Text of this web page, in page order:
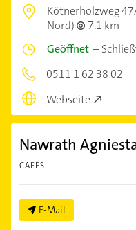
Kötnerholzweg
Nord)
7,1 km
Geöffnet –
0511 1 62 38 02
Webseite
Nawrath
CAFÉS
E-Mail